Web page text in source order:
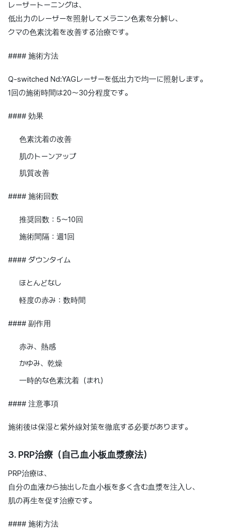
レーザートーニングは、
低出力のレーザーを照射してメラニン色素を分解し、
クマの色素沈着を改善する治療です。
#### 施術方法
Q-switched Nd:YAGレーザーを低出力で均一に照射します。
1回の施術時間は20〜30分程度です。
#### 効果
色素沈着の改善
肌のトーンアップ
肌質改善
#### 施術回数
推奨回数：5〜10回
施術間隔：週1回
#### ダウンタイム
ほとんどなし
軽度の赤み：数時間
#### 副作用
赤み、熱感
かゆみ、乾燥
一時的な色素沈着（まれ）
#### 注意事項
施術後は保湿と紫外線対策を徹底する必要があります。
3. PRP治療（自己血小板血漿療法）
PRP治療は、
自分の血液から抽出した血小板を多く含む血漿を注入し、
肌の再生を促す治療です。
#### 施術方法